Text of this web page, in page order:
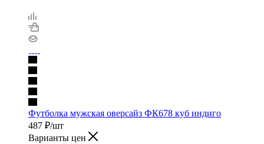
Футболка мужская оверсайз ФК678 куб индиго
487 ₽/шт
Варианты цен